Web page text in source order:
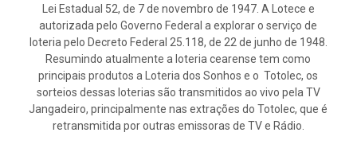
Lei Estadual 52, de 7 de novembro de 1947. A Lotece e
autorizada pelo Governo Federal a explorar o serviço de
loteria pelo Decreto Federal 25.118, de 22 de junho de 1948.
Resumindo atualmente a loteria cearense tem como
principais produtos a Loteria dos Sonhos e o Totolec, os
sorteios dessas loterias são transmitidos ao vivo pela TV
Jangadeiro, principalmente nas extrações do Totolec, que é
retransmitida por outras emissoras de TV e Rádio.